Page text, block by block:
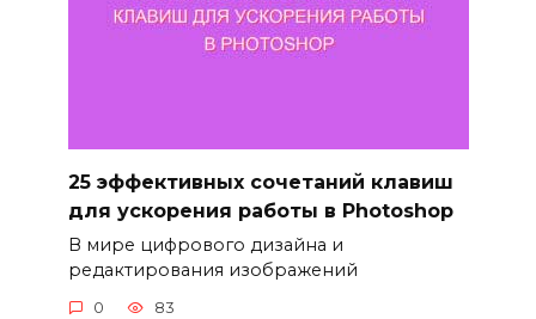
25 эффективных сочетаний клавиш
для ускорения работы в Photoshop
В мире цифрового дизайна и
редактирования изображений
0 83